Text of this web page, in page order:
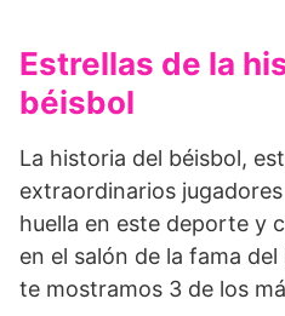
Estrellas de la
béisbol
La historia del béisbol,
extraordinarios
huella en este deporte y
en el salón de la fama
te mostramos 3 de los